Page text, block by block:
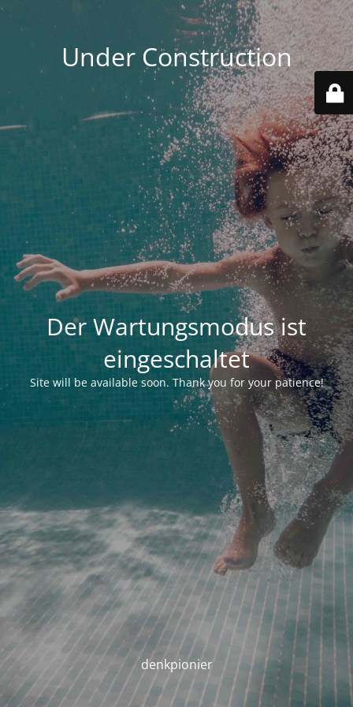
Under Construction
Der Wartungsmodus ist
eingeschaltet
Site will be available soon. Thank you for your patience!
denkpionier